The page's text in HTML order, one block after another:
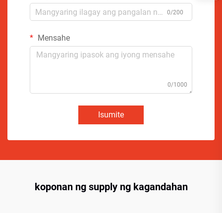
0/200
Mensahe
0/1000
Isumite
koponan ng supply ng kagandahan